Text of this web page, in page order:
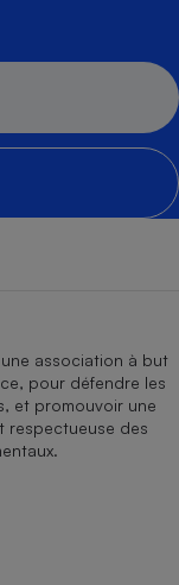
association à but
pour défendre les
et promouvoir une
respectueuse des